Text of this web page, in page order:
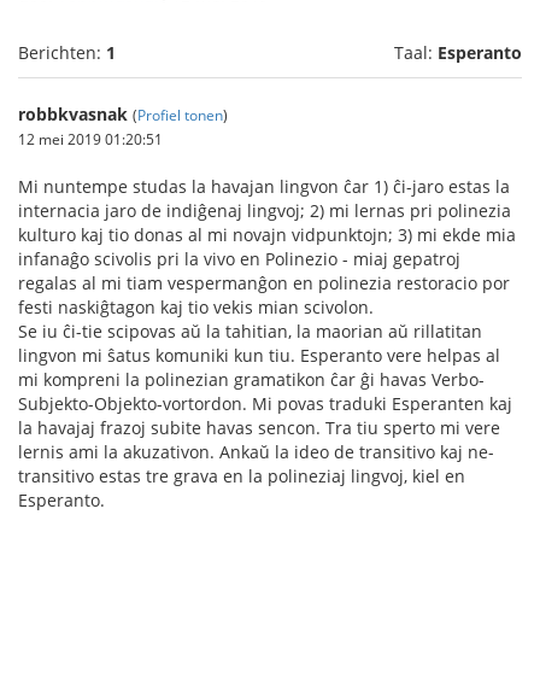
Berichten: 1 Taal: Esperanto
robbkvasnak (Profiel tonen)
12 mei 2019 01:20:51
Mi nuntempe studas la havajan lingvon ĉar 1) ĉi-jaro estas la
internacia jaro de indiĝenaj lingvoj; 2) mi lernas pri polinezia
kulturo kaj tio donas al mi novajn vidpunktojn; 3) mi ekde mia
infanaĝo scivolis pri la vivo en Polinezio - miaj gepatroj
regalas al mi tiam vespermanĝon en polinezia restoracio por
festi naskiĝtagon kaj tio vekis mian scivolon.
Se iu ĉi-tie scipovas aŭ la tahitian, la maorian aŭ rillatitan
lingvon mi ŝatus komuniki kun tiu. Esperanto vere helpas al
mi kompreni la polinezian gramatikon ĉar ĝi havas Verbo-
Subjekto-Objekto-vortordon. Mi povas traduki Esperanten kaj
la havajaj frazoj subite havas sencon. Tra tiu sperto mi vere
lernis ami la akuzativon. Ankaŭ la ideo de transitivo kaj ne-
transitivo estas tre grava en la polineziaj lingvoj, kiel en
Esperanto.